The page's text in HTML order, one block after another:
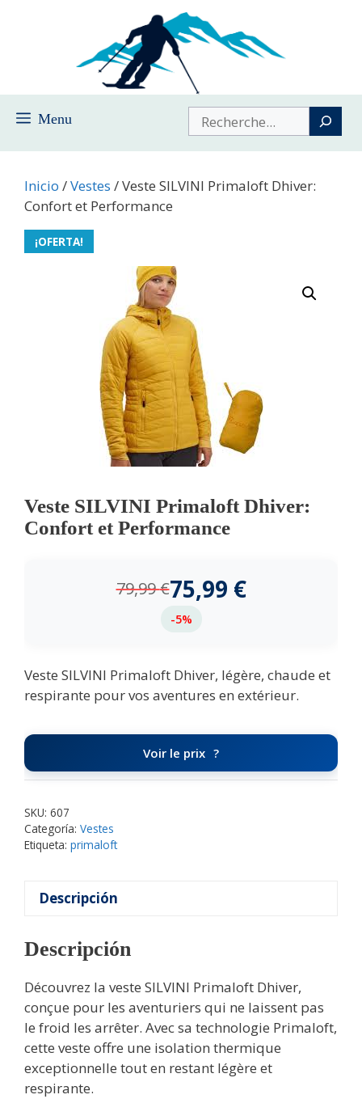
Menu Buscar
Inicio /Vestes / Veste SILVINI Primaloft Dhiver:
Confort et Performance
¡OFERTA!
Veste SILVINI Primaloft Dhiver:
Confort et Performance
79,99€75,99 €
-5%
Veste SILVINI Primaloft Dhiver, légère, chaude et
respirante pour vos aventures en extérieur.
Voir le prix
SKU: 607
Categoría: Vestes
Etiqueta: primaloft
Descripción
Descripción
Découvrez la veste SILVINI Primaloft Dhiver,
conçue pour les aventuriers qui ne laissent pas
le froid les arrêter. Avec sa technologie Primaloft,
cette veste offre une isolation thermique
exceptionnelle tout en restant légère et
respirante.